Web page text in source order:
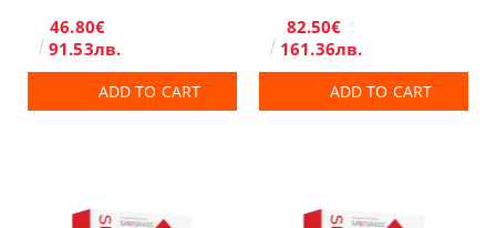
46.80€
91.53лв.
ADD TO CART
82.50€
161.36лв.
ADD TO CART